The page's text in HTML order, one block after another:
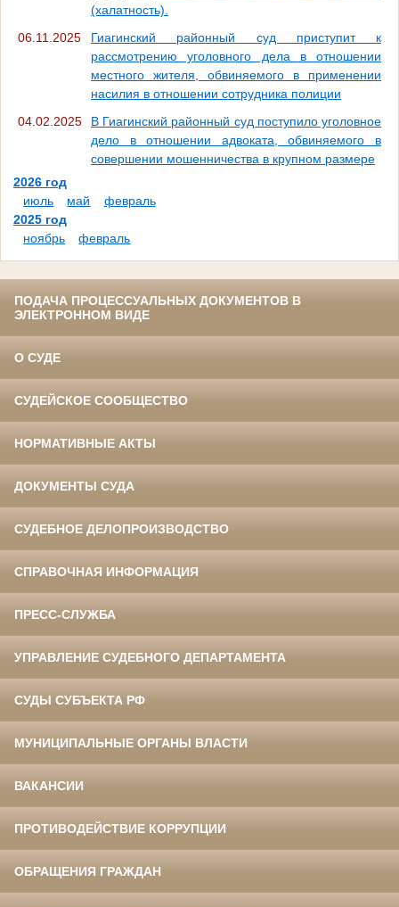
(халатность).
06.11.2025
Гиагинский районный суд приступит к
рассмотрению уголовного дела в отношении
местного жителя, обвиняемого в применении
насилия в отношении сотрудника полиции
04.02.2025
В Гиагинский районный суд поступило уголовное
дело в отношении адвоката, обвиняемого в
совершении мошенничества в крупном размере
2026 год
июль
май
февраль
2025 год
ноябрь
февраль
ПОДАЧА ПРОЦЕССУАЛЬНЫХ ДОКУМЕНТОВ В
ЭЛЕКТРОННОМ ВИДЕ
О СУДЕ
СУДЕЙСКОЕ СООБЩЕСТВО
НОРМАТИВНЫЕ АКТЫ
ДОКУМЕНТЫ СУДА
СУДЕБНОЕ ДЕЛОПРОИЗВОДСТВО
СПРАВОЧНАЯ ИНФОРМАЦИЯ
ПРЕСС-СЛУЖБА
УПРАВЛЕНИЕ СУДЕБНОГО ДЕПАРТАМЕНТА
СУДЫ СУБЪЕКТА РФ
МУНИЦИПАЛЬНЫЕ ОРГАНЫ ВЛАСТИ
ВАКАНСИИ
ПРОТИВОДЕЙСТВИЕ КОРРУПЦИИ
ОБРАЩЕНИЯ ГРАЖДАН